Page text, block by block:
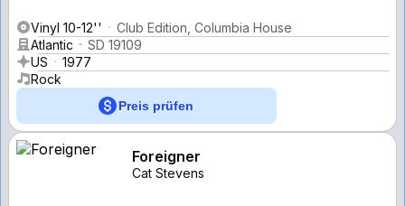
Vinyl 10-12''
Club Edition, Columbia House
Atlantic
SD 19109
US
1977
Rock
Preis prüfen
Foreigner
Cat Stevens